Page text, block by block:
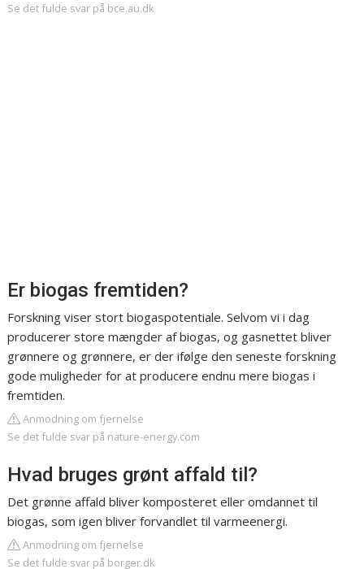
Se det fulde svar på bce.au.dk
Er biogas fremtiden?
Forskning viser stort biogaspotentiale. Selvom vi i dag
producerer store mængder af biogas, og gasnettet bliver
grønnere og grønnere, er der ifølge den seneste forskning
gode muligheder for at producere endnu mere biogas i
fremtiden.
Anmodning om fjernelse
Se det fulde svar på nature-energy.com
Hvad bruges grønt affald til?
Det grønne affald bliver komposteret eller omdannet til
biogas, som igen bliver forvandlet til varmeenergi.
Anmodning om fjernelse
Se det fulde svar på borger.dk